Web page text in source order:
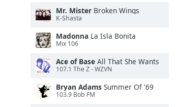
Mr. Mister Broken Wings
K-Shasta
Madonna La Isla Bonita
Mix 106
Ace of Base All That She Wants
107.1 The Z - WZVN
Bryan Adams Summer Of '69
103.9 Bob FM